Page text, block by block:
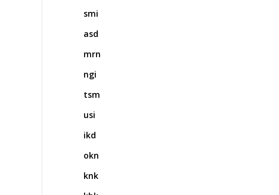
smi
asd
mrn
ngi
tsm
usi
ikd
okn
knk